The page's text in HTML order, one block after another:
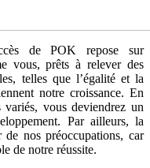
de POK repose sur
vous, prêts à relever des
telles que l’égalité et la
notre croissance. En
vous deviendrez un
Par ailleurs, la
nos préoccupations, car
de notre réussite.